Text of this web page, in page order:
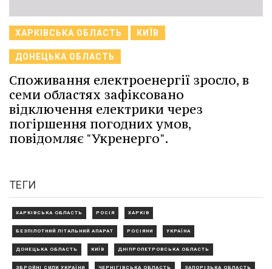
ХАРКІВСЬКА ОБЛАСТЬ КИЇВ
ДОНЕЦЬКА ОБЛАСТЬ
Споживання електроенергії зросло, в
семи областях зафіксовано
відключення електрики через
погіршення погодних умов,
повідомляє "Укренерго".
ТЕГИ
ХАРКІВСЬКА ОБЛАСТЬ РОСІЯ ХАРКІВ
БЕЗПІЛОТНИЙ ЛІТАЛЬНИЙ АПАРАТ РОСІЯНИ УКРАЇНА
ДОНЕЦЬКА ОБЛАСТЬ КИЇВ ДНІПРОПЕТРОВСЬКА ОБЛАСТЬ
ЗБРОЙНІ СИЛИ УКРАЇНИ ЧЕРНІГІВСЬКА ОБЛАСТЬ ЗАПОРІЗЬКА ОБЛАСТЬ